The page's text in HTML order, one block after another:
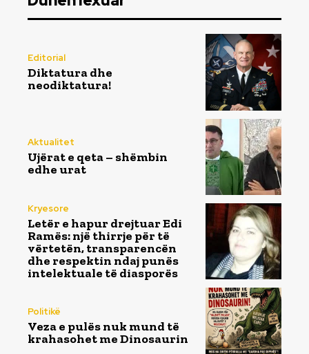
Editorial
Diktatura dhe
neodiktatura!
Aktualitet
Ujërat e qeta – shëmbin
edhe urat
Kryesore
Letër e hapur drejtuar Edi
Ramës: një thirrje për të
vërtetën, transparencën
dhe respektin ndaj punës
intelektuale të diasporës
Politikë
Veza e pulës nuk mund të
krahasohet me Dinosaurin